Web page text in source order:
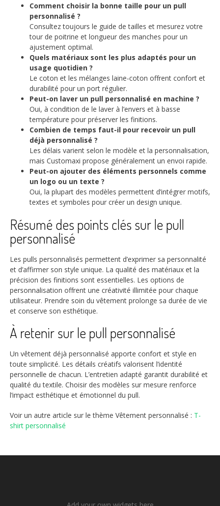
Comment choisir la bonne taille pour un pull
personnalisé ?
Consultez toujours le guide de tailles et mesurez votre
tour de poitrine et longueur des manches pour un
ajustement optimal.
Quels matériaux sont les plus adaptés pour un
usage quotidien ?
Le coton et les mélanges laine-coton offrent confort et
durabilité pour un port régulier.
Peut-on laver un pull personnalisé en machine ?
Oui, à condition de le laver à l’envers et à basse
température pour préserver les finitions.
Combien de temps faut-il pour recevoir un pull
déjà personnalisé ?
Les délais varient selon le modèle et la personnalisation,
mais Customaxi propose généralement un envoi rapide.
Peut-on ajouter des éléments personnels comme
un logo ou un texte ?
Oui, la plupart des modèles permettent d’intégrer motifs,
textes et symboles pour créer un design unique.
Résumé des points clés sur le pull
personnalisé
Les pulls personnalisés permettent d’exprimer sa personnalité
et d’affirmer son style unique. La qualité des matériaux et la
précision des finitions sont essentielles. Les options de
personnalisation offrent une créativité illimitée pour chaque
utilisateur. Prendre soin du vêtement prolonge sa durée de vie
et conserve son esthétique.
À retenir sur le pull personnalisé
Un vêtement déjà personnalisé apporte confort et style en
toute simplicité. Les détails créatifs valorisent l’identité
personnelle de chacun. L’entretien adapté garantit durabilité et
qualité du textile. Choisir des modèles sur mesure renforce
l’impact esthétique et émotionnel du pull.
Voir un autre article sur le thème Vêtement personnalisé : T-
shirt personnalisé